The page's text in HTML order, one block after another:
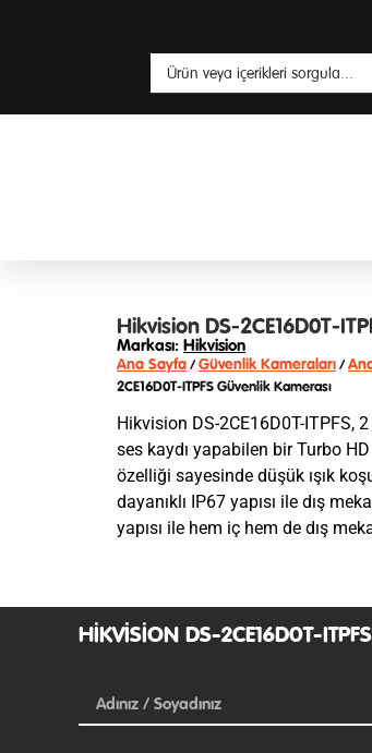
Hikvision DS-2CE16D0T-
Markası: Hikvision
Ana Sayfa/Güvenlik Kameraları/
2CE16D0T-ITPFS Güvenlik Kamerası
Hikvision DS-2CE16D0T-
ses kaydı yapabilen bir Turbo
özelliği sayesinde düşük ışık
dayanıklı IP67 yapısı ile dış
yapısı ile hem iç hem de dış
HIKVISION DS-2CE16D0T-